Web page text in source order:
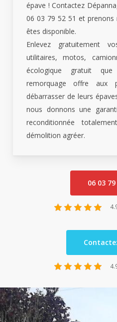
épave ! Contactez
06 03 79 52 51 et prenons
êtes disponible.
Enlevez gratuitement
utilitaires, motos,
écologique gratuit
remorquage offre aux
débarrasser de leurs
nous donnons une
reconditionnée
démolition agréer.
06 03